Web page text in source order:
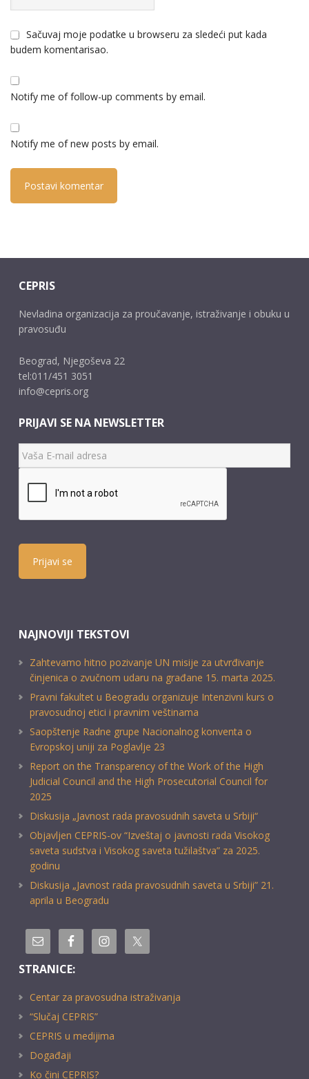
Sačuvaj moje podatke u browseru za sledeći put kada
budem komentarisao.
Notify me of follow-up comments by email.
Notify me of new posts by email.
CEPRIS
Nevladina organizacija za proučavanje, istraživanje i obuku u
pravosuđu
Beograd, Njegoševa 22
tel:011/451 3051
info@cepris.org
PRIJAVI SE NA NEWSLETTER
Prijavi se
NAJNOVIJI TEKSTOVI
Zahtevamo hitno pozivanje UN misije za utvrđivanje
činjenica o zvučnom udaru na građane 15. marta 2025.
Pravni fakultet u Beogradu organizuje Intenzivni kurs o
pravosudnoj etici i pravnim veštinama
Saopštenje Radne grupe Nacionalnog konventa o
Evropskoj uniji za Poglavlje 23
Report on the Transparency of the Work of the High
Judicial Council and the High Prosecutorial Council for
2025
Diskusija „Javnost rada pravosudnih saveta u Srbiji“
Objavljen CEPRIS-ov “Izveštaj o javnosti rada Visokog
saveta sudstva i Visokog saveta tužilaštva” za 2025.
godinu
Diskusija „Javnost rada pravosudnih saveta u Srbiji” 21.
aprila u Beogradu
STRANICE:
Centar za pravosudna istraživanja
“Slučaj CEPRIS”
CEPRIS u medijima
Događaji
Ko čini CEPRIS?